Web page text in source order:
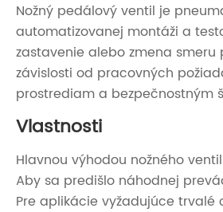
Nožný pedálový ventil je
automatizovanej montáži a
zastavenie alebo zmena
závislosti od pracovných
prostrediam a bezpečnostným
Vlastnosti
Hlavnou výhodou nožného
Aby sa predišlo náhodnej
Pre aplikácie vyžadujúce trvalé